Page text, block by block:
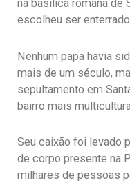
na basílica romana de
escolheu ser
Nenhum papa havia
mais de um século,
sepultamento em
bairro mais
Seu caixão foi levado
de corpo presente na
milhares de pessoas